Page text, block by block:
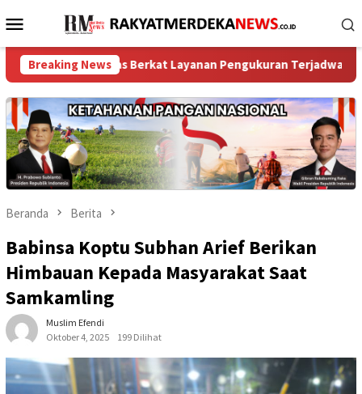
ke
Menu
Mobile
Breaking News
Jelas Berkat Layanan Pengukuran Terjadwal Efisiensi
Beranda Berita
Babinsa Koptu Subhan Arief Berikan
Himbauan Kepada Masyarakat Saat
Samkamling
Muslim Efendi
Oktober 4, 2025
199 Dilihat